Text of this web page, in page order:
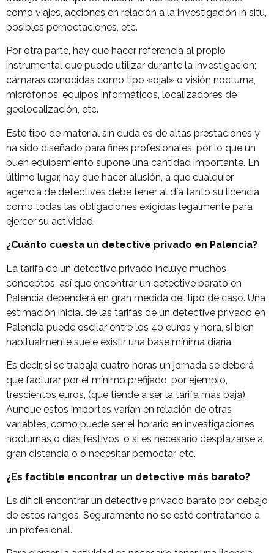
como viajes, acciones en relación a la investigación in situ,
posibles pernoctaciones, etc.
Por otra parte, hay que hacer referencia al propio
instrumental que puede utilizar durante la investigación;
cámaras conocidas como tipo «ojal» o visión nocturna,
micrófonos, equipos informáticos, localizadores de
geolocalización, etc.
Este tipo de material sin duda es de altas prestaciones y
ha sido diseñado para fines profesionales, por lo que un
buen equipamiento supone una cantidad importante. En
último lugar, hay que hacer alusión, a que cualquier
agencia de detectives debe tener al día tanto su licencia
como todas las obligaciones exigidas legalmente para
ejercer su actividad.
¿Cuánto cuesta un detective privado en Palencia?
La tarifa de un detective privado incluye muchos
conceptos, así que encontrar un detective barato en
Palencia dependerá en gran medida del tipo de caso. Una
estimación inicial de las tarifas de un detective privado en
Palencia puede oscilar entre los 40 euros y hora, si bien
habitualmente suele existir una base mínima diaria.
Es decir, si se trabaja cuatro horas un jornada se deberá
que facturar por el mínimo prefijado, por ejemplo,
trescientos euros, (que tiende a ser la tarifa más baja).
Aunque estos importes varían en relación de otras
variables, como puede ser el horario en investigaciones
nocturnas o días festivos, o si es necesario desplazarse a
gran distancia o o necesitar pernoctar, etc.
¿Es factible encontrar un detective más barato?
Es difícil encontrar un detective privado barato por debajo
de estos rangos. Seguramente no se esté contratando a
un profesional.